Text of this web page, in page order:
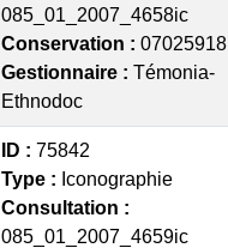
085_01_2007_4658ic
Conservation : 07025918
Gestionnaire : Témonia-
Ethnodoc
ID : 75842
Type : Iconographie
Consultation :
085_01_2007_4659ic